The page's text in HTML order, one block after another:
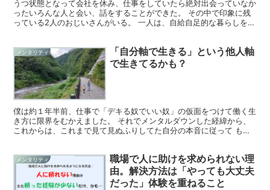
うつ状態となって会社を休み、仕事をしていたら絶対出会っていなか
ったいろんな人と会い、話をすることができた。 その中で印象に残
っている2人のおじいさんがいる。 一人は、自給自足的な暮らしをし
メンタリティ
「自分軸で生きる」という他人軸
で生きてるかも？
僕は約１年半前、仕事で「デキる奴でいい奴」の仮面をつけて働く生
き方に限界をむかえました。 それでメンタルダウンした経緯から、
これからは、これまで見て見ぬふりしてた自分の本音に従って もっ
メンタリティ
職場で人に助けを求められない理
由。解決方法は「やっても大丈夫
だった」体験を重ねること